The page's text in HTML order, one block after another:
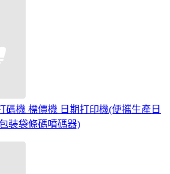
碼機 標價機 日期打印機(便攜生產日
裝袋條碼噴碼器)